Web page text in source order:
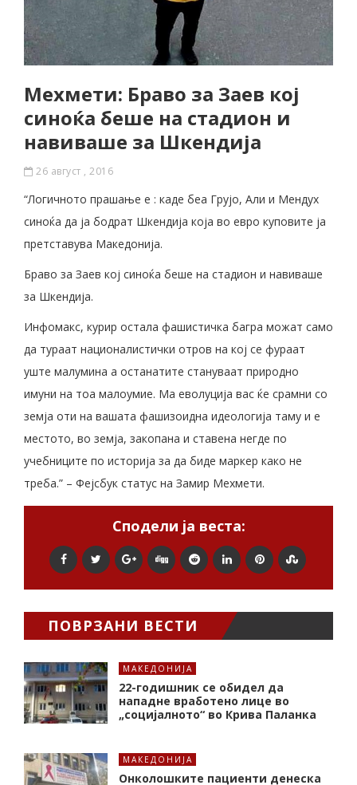
Мехмети: Браво за Заев кој
синоќа беше на стадион и
навиваше за Шкендија
26 август , 2016
“Логичното прашање е : каде беа Грујо, Али и Мендух
синоќа да ја бодрат Шкендија која во евро куповите ја
претставува Македонија.
Браво за Заев кој синоќа беше на стадион и навиваше
за Шкендија.
Инфомакс, курир остала фашистичка багра можат само
да тураат националистички отров на кој се фураат
уште малумина а останатите стануваат природно
имуни на тоа малоумие. Ма еволуција вас ќе срамни со
земја оти на вашата фашизоидна идеологија таму и е
местото, во земја, закопана и ставена негде по
учебниците по историја за да биде маркер како не
треба.” – Фејсбук статус на Замир Мехмети.
Сподели ја веста:
ПОВРЗАНИ ВЕСТИ
МАКЕДОНИЈА
22-годишник се обидел да
нападне вработено лице во
„социјалното“ во Крива Паланка
МАКЕДОНИЈА
Онколошките пациенти денеска